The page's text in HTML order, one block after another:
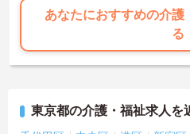
あなたにおすすめの介護
る
東京都の介護・福祉求人を